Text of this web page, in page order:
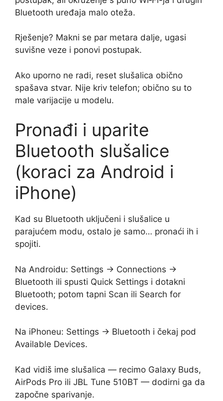
Bluetooth uređaja malo oteža.
Rješenje? Makni se par metara dalje, ugasi
suvišne veze i ponovi postupak.
Ako uporno ne radi, reset slušalica obično
spašava stvar. Nije kriv telefon; obično su to
male varijacije u modelu.
Pronađi i uparite
Bluetooth slušalice
(koraci za Android i
iPhone)
Kad su Bluetooth uključeni i slušalice u
parajućem modu, ostalo je samo… pronaći ih i
spojiti.
Na Androidu: Settings → Connections →
Bluetooth ili spusti Quick Settings i dotakni
Bluetooth; potom tapni Scan ili Search for
devices.
Na iPhoneu: Settings → Bluetooth i čekaj pod
Available Devices.
Kad vidiš ime slušalica — recimo Galaxy Buds,
AirPods Pro ili JBL Tune 510BT — dodirni ga da
započne sparivanje.